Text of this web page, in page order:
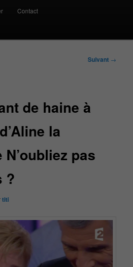
Contact
Suivant →
de haine à
la
pas
?
titi